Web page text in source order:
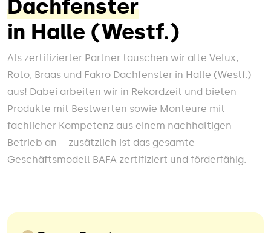
Dachfenster
in Halle (Westf.)
Als zertifizierter Partner tauschen wir alte Velux,
Roto, Braas und Fakro Dachfenster in Halle (Westf.)
aus! Dabei arbeiten wir in Rekordzeit und bieten
Produkte mit Bestwerten sowie Monteure mit
fachlicher Kompetenz aus einem nachhaltigen
Betrieb an – zusätzlich ist das gesamte
Geschäftsmodell BAFA zertifiziert und förderfähig.